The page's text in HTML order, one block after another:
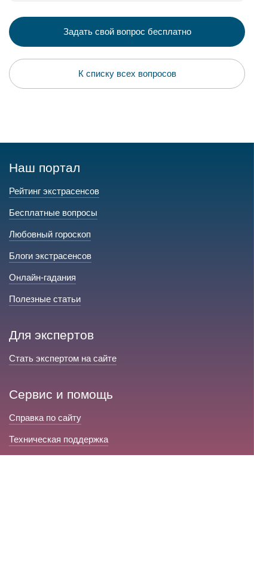
Задать свой вопрос бесплатно
К списку всех вопросов
Наш портал
Рейтинг экстрасенсов
Бесплатные вопросы
Любовный гороскоп
Блоги экстрасенсов
Онлайн-гадания
Полезные статьи
Для экспертов
Стать экспертом на сайте
Сервис и помощь
Справка по сайту
Техническая поддержка